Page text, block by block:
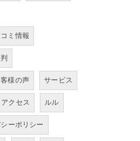
ミ情報
様の声 サービス
アクセス ルル
ーポリシー